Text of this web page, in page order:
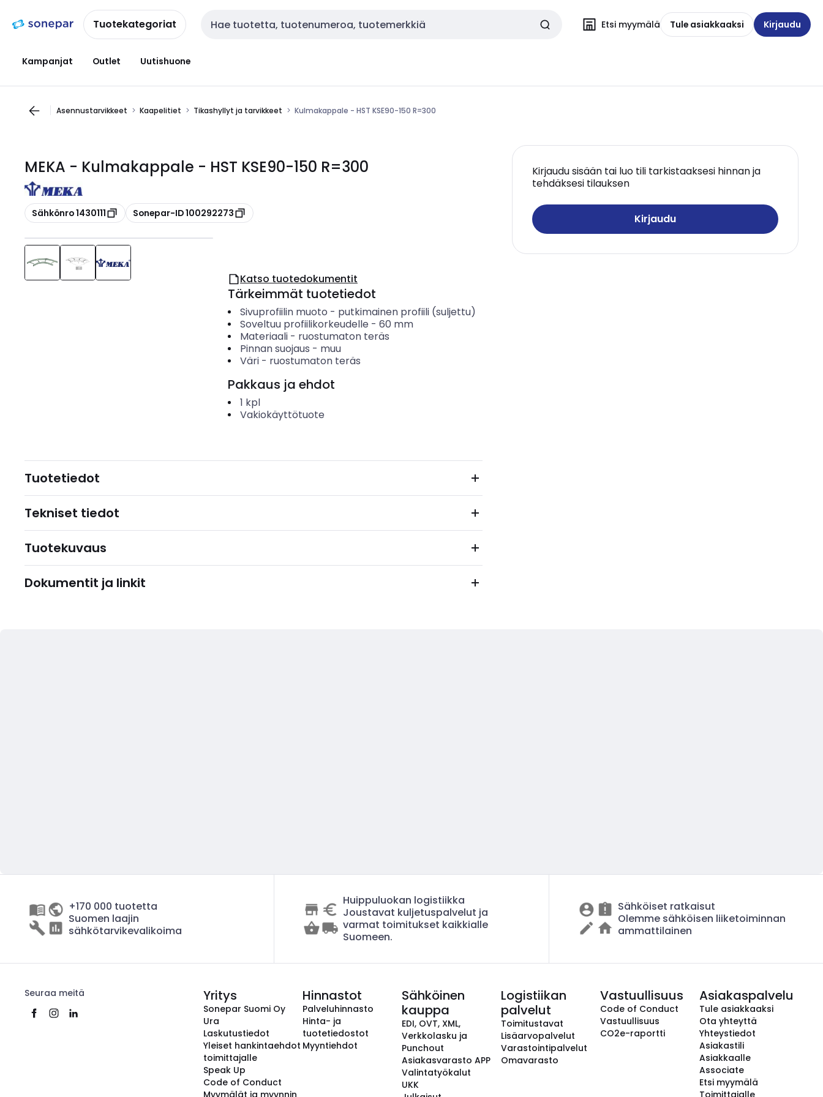
navigointiinsisältöönTuotekategoriat Haku Etsi myymälä Tule asiakkaaksi Kirjaudu
Kampanjat Outlet Uutishuone
Asennustarvikkeet Kaapelitiet Tikashyllyt ja tarvikkeet Kulmakappale - HST KSE90-150 R=300
MEKA - Kulmakappale - HST KSE90-150 R=300
Kopioi
Sähkönro 1430111 Kopioi
Sonepar-ID 100292273
Kirjaudu sisään tai luo tili tarkistaaksesi hinnan ja
tehdäksesi tilauksen
Kirjaudu
Katso tuotedokumentit
Tärkeimmät tuotetiedot
Sivuprofiilin muoto - putkimainen profiili (suljettu)
Soveltuu profiilikorkeudelle - 60 mm
Materiaali- ruostumaton teräs
Pinnan suojaus - muu
Väri- ruostumaton teräs
Pakkaus ja ehdot
1 kpl
Vakiokäyttötuote
Tuotetiedot
Tekniset tiedot
Tuotekuvaus
Dokumentit ja linkit
+170 000 tuotetta
Suomen laajin
sähkötarvikevalikoima
Huippuluokan logistiikka
Joustavat kuljetuspalvelut ja
varmat toimitukset kaikkialle
Suomeen.
Sähköiset ratkaisut
Olemme sähköisen liiketoiminnan
ammattilainen
Seuraa meitä Yritys
Sonepar Suomi Oy
Ura
Laskutustiedot
Yleiset hankintaehdot
toimittajalle
Speak Up
Code of Conduct
Myymälät ja myynnin
Hinnastot
Palveluhinnasto
Hinta- ja
tuotetiedostot
Myyntiehdot
Sähköinen
kauppa
EDI, OVT, XML,
Verkkolasku ja
Punchout
Asiakasvarasto APP
Valintatyökalut
UKK
Logistiikan
palvelut
Toimitustavat
Lisäarvopalvelut
Varastointipalvelut
Omavarasto
Vastuullisuus
Code of Conduct
Vastuullisuus
CO2e-raportti
Asiakaspalvelu
Tule asiakkaaksi
Ota yhteyttä
Yhteystiedot
Asiakastili
Asiakkaalle
Associate
Etsi myymälä
Toimittajalle